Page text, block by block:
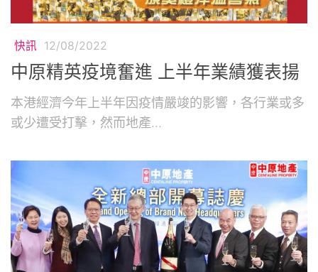
快訊 12/08/2022
中原精英疫境奮進 上半年業績獲表揚
本港經濟今年上半年因疫情嚴竣的影響，各行業或多
或少遭受打擊，然而地產...